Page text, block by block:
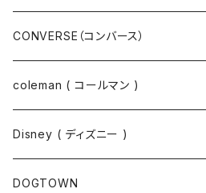
ジャケット
コート
ポロシャツ
パンツ
スウェットパンツ
パーカー
スウェット
Tシャツ
CONVERSE（コンバース）
coleman ( コールマン )
Disney ( ディズニー )
DOGTOWN